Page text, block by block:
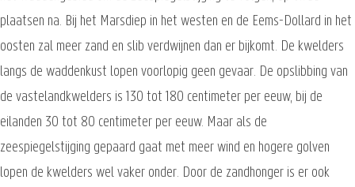
plaatsen na. Bij het Marsdiep in het westen en de Eems-Dollard in het
oosten zal meer zand en slib verdwijnen dan er bijkomt. De kwelders
langs de waddenkust lopen voorlopig geen gevaar. De opslibbing van
de vastelandkwelders is 130 tot 180 centimeter per eeuw, bij de
eilanden 30 tot 80 centimeter per eeuw. Maar als de
zeespiegelstijging gepaard gaat met meer wind en hogere golven
lopen de kwelders wel vaker onder. Door de zandhonger is er ook